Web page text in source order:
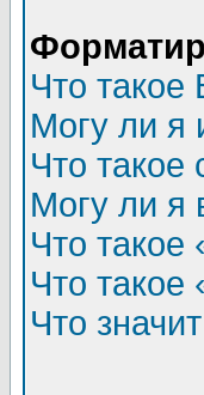
Что такое
Могу ли я
Что такое
Могу ли я
Что
Что
Что